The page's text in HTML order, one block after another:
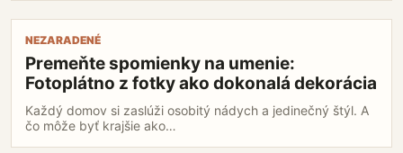
stene
spomienky
na
umenie:
Fotoplátno
NEZARADENÉ
Premeňte spomienky na umenie:
Fotoplátno z fotky ako dokonalá dekorácia
Každý domov si zaslúži osobitý nádych a jedinečný štýl. A
čo môže byť krajšie ako…